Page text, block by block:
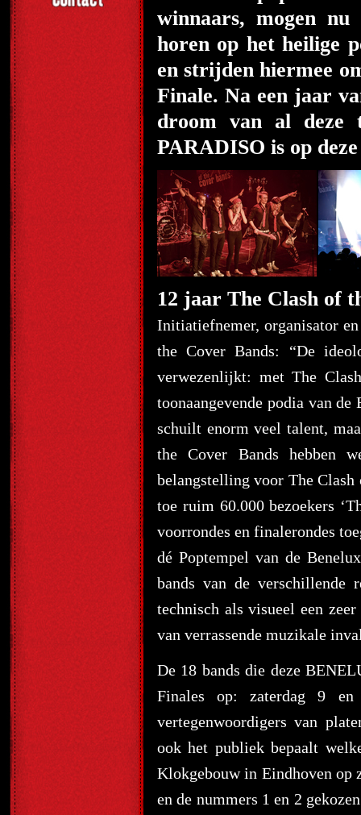
winnaars, mogen
horen op het heilige
en strijden hiermee
Finale. Na een jaar
droom van al deze
PARADISO is op
12 jaar The Clash of
Initiatiefnemer, organisator
the Cover Bands: “De
verwezenlijkt: met The
toonaangevende podia van
schuilt enorm veel talent,
the Cover Bands hebben
belangstelling voor The Clash
toe ruim 60.000 bezoekers
voorrondes en finalerondes
dé Poptempel van de
bands van de verschillende
technisch als visueel een
van verrassende muzikale
De 18 bands die deze
Finales op: zaterdag 9
vertegenwoordigers van
ook het publiek bepaalt
Klokgebouw in Eindhoven op
en de nummers 1 en 2